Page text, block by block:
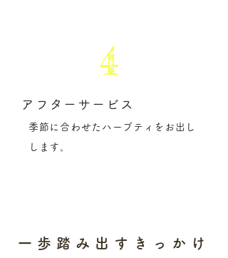
4
アフターサービス
季節に合わせたハーブティをお出し
します。
一歩踏み出すきっかけ